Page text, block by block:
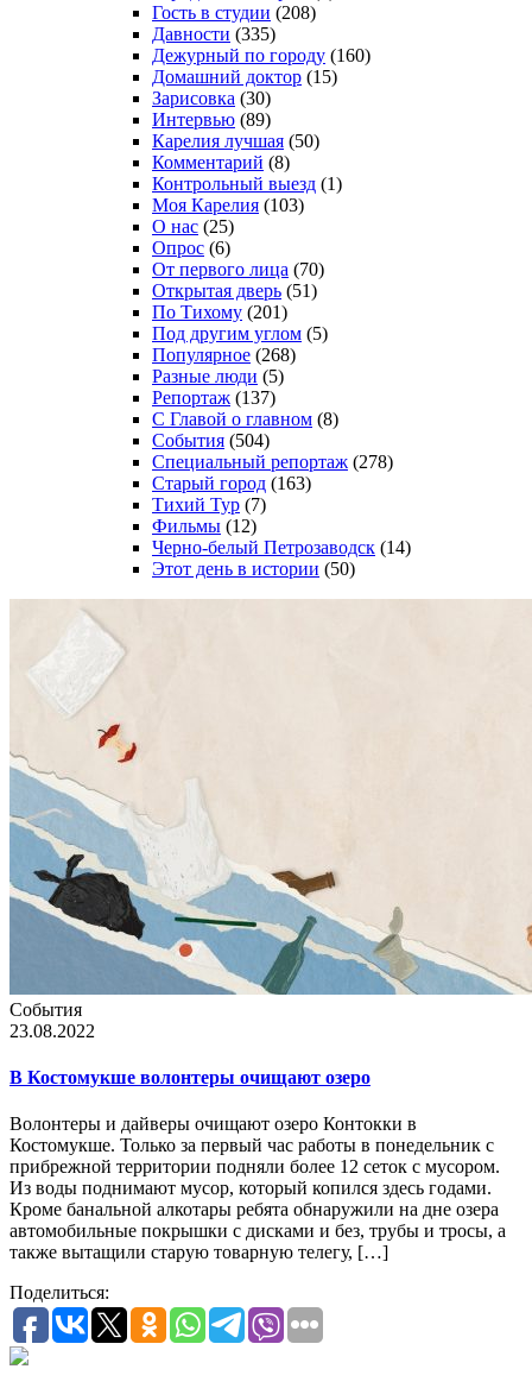
Гость в студии (208)
Давности (335)
Дежурный по городу (160)
Домашний доктор (15)
Зарисовка (30)
Интервью (89)
Карелия лучшая (50)
Комментарий (8)
Контрольный выезд (1)
Моя Карелия (103)
О нас (25)
Опрос (6)
От первого лица (70)
Открытая дверь (51)
По Тихому (201)
Под другим углом (5)
Популярное (268)
Разные люди (5)
Репортаж (137)
С Главой о главном (8)
События (504)
Специальный репортаж (278)
Старый город (163)
Тихий Тур (7)
Фильмы (12)
Черно-белый Петрозаводск (14)
Этот день в истории (50)
События
23.08.2022
В Костомукше волонтеры очищают озеро
Волонтеры и дайверы очищают озеро Контокки в
Костомукше. Только за первый час работы в понедельник с
прибрежной территории подняли более 12 сеток с мусором.
Из воды поднимают мусор, который копился здесь годами.
Кроме банальной алкотары ребята обнаружили на дне озера
автомобильные покрышки с дисками и без, трубы и тросы, а
также вытащили старую товарную телегу, […]
Поделиться: